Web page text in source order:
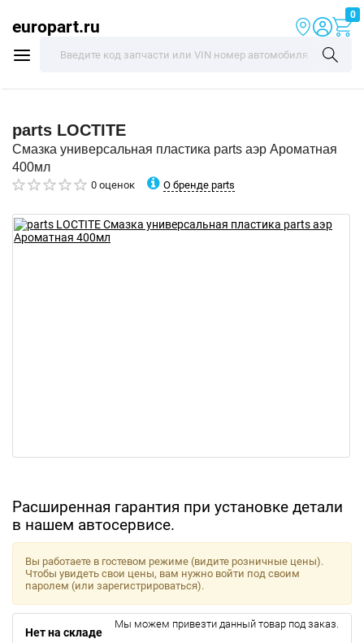
europart.ru
0
parts LOCTITE
Смазка универсальная пластика parts аэр Ароматная
400мл
0 оценок О бренде parts
Расширенная гарантия при установке детали
в нашем автосервисе.
Вы работаете в гостевом режиме (видите розничные цены).
Чтобы увидеть свои цены, вам нужно войти под своим
паролем (или зарегистрироваться).
Нет на складе
Мы можем привезти данный товар под заказ.